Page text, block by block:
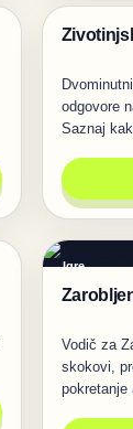
Igre
odgovore
Saznaj
Igre
Vodič za
skokovi,
pokretanje